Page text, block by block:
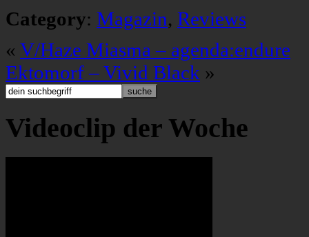
Category: Magazin, Reviews
« V/Haze Miasma – agenda:endure
Ektomorf – Vivid Black »
Videoclip der Woche